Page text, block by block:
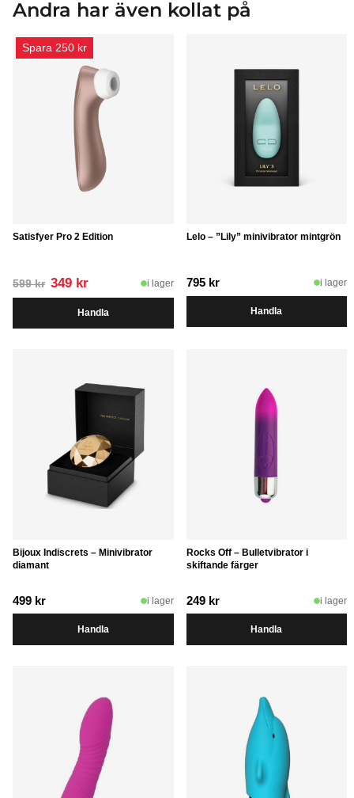
Andra har även kollat på
Satisfyer Pro 2 Edition
599kr Det
ursprungliga
priset
var:
349 krDet
nuvarande
priset
är:
i lager
Handla
Spara 250 kr
Lelo – ”Lily” minivibrator mintgrön
795 kr i lager
Handla
Bijoux Indiscrets – Minivibrator
diamant
499 kr i lager
Handla
Rocks Off – Bulletvibrator i
skiftande färger
249 kr i lager
Handla